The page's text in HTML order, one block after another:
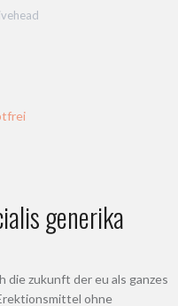
generika
die zukunft der eu als ganzes
ohne